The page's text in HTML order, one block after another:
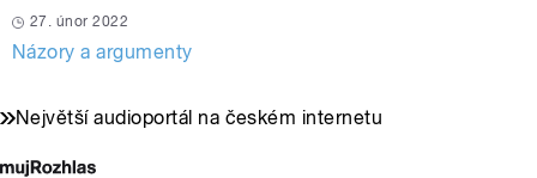
27. únor 2022
Názory a argumenty
Největší audioportál na českém internetu